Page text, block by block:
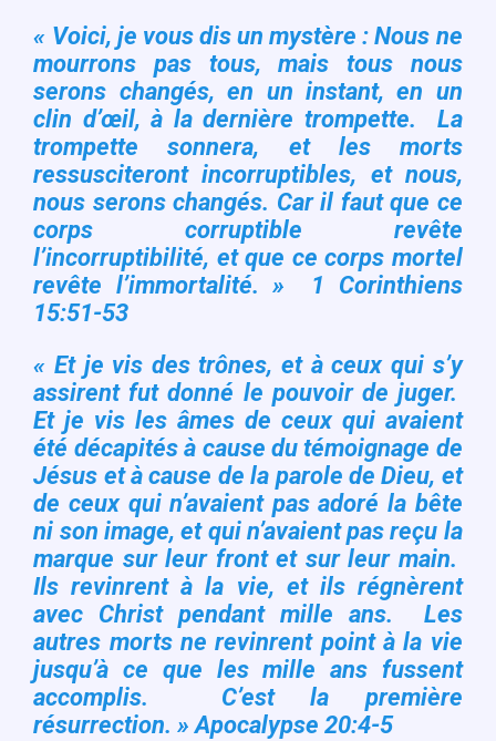
« Voici, je vous dis un mystère : Nous ne
mourrons pas tous, mais tous nous
serons changés, en un instant, en un
clin d’œil, à la dernière trompette. La
trompette sonnera, et les morts
ressusciteront incorruptibles, et nous,
nous serons changés. Car il faut que ce
corps corruptible revête
l’incorruptibilité, et que ce corps mortel
revête l’immortalité. » 1 Corinthiens
15:51-53
« Et je vis des trônes, et à ceux qui s’y
assirent fut donné le pouvoir de juger.
Et je vis les âmes de ceux qui avaient
été décapités à cause du témoignage de
Jésus et à cause de la parole de Dieu, et
de ceux qui n’avaient pas adoré la bête
ni son image, et qui n’avaient pas reçu la
marque sur leur front et sur leur main.
Ils revinrent à la vie, et ils régnèrent
avec Christ pendant mille ans. Les
autres morts ne revinrent point à la vie
jusqu’à ce que les mille ans fussent
accomplis. C’est la première
résurrection. » Apocalypse 20:4-5